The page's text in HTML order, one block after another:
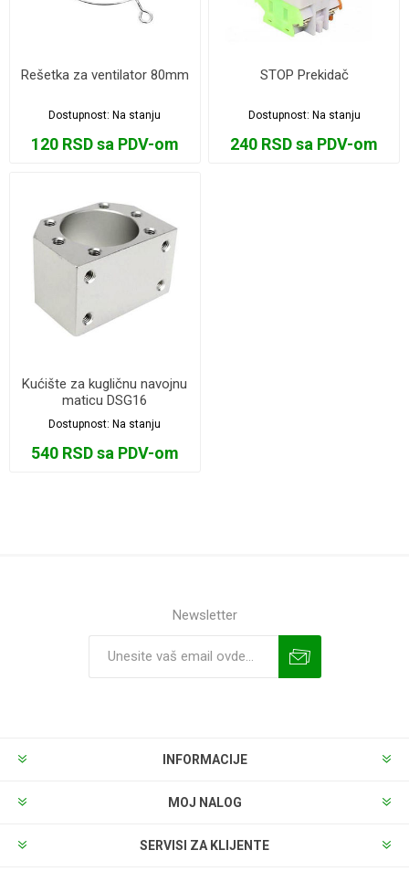
Rešetka za ventilator 80mm
Dostupnost: Na stanju
120 RSD sa PDV-om
STOP Prekidač
Dostupnost: Na stanju
240 RSD sa PDV-om
Kućište za kugličnu navojnu
maticu DSG16
Dostupnost: Na stanju
540 RSD sa PDV-om
Newsletter
INFORMACIJE
MOJ NALOG
SERVISI ZA KLIJENTE